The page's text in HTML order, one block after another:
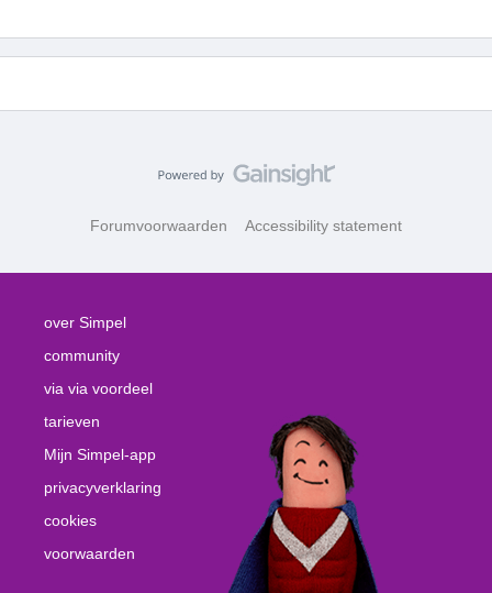
Forumvoorwaarden Accessibility statement
over Simpel
community
via via voordeel
tarieven
Mijn Simpel-app
privacyverklaring
cookies
voorwaarden